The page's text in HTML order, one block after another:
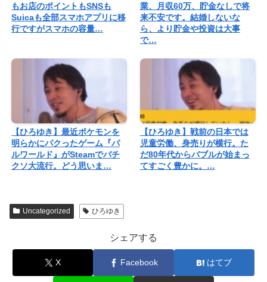
もお店のポイントもSNSも
Suicaも全部スマホアプリに移
行ですがスマホの容量…
業、月収60万、貯金なしで将
来不安です。結婚しないな
ら、より貯金や投資は大事
で…
【ひろゆき】最近ポケモンを
明らかにパクったゲーム『パ
ルワールド』がSteamでバチ
クソ大流行。どう思いま…
【ひろゆき】戦前の日本では
児童労働、身売りが横行。た
だ80年代からバブルが始まっ
てすごく豊かに。…
Uncategorized ひろゆき
シェアする
X Facebook はてブ